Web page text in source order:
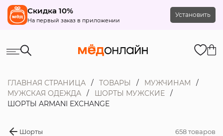
Скидка 10%
На первый заказ в приложении
Установить
ГЛАВНАЯ СТРАНИЦА ТОВАРЫ
МУЖЧИНАМ
МУЖСКАЯ ОДЕЖДА
ШОРТЫ МУЖСКИЕ
ШОРТЫ ARMANI EXCHANGE
Шорты 658 товаров